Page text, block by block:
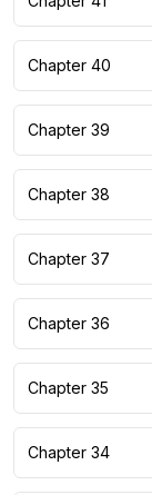
Chapter 40
Chapter 39
Chapter 38
Chapter 37
Chapter 36
Chapter 35
Chapter 34